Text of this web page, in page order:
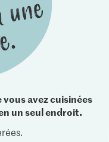
avez cuisinées
un seul endroit.